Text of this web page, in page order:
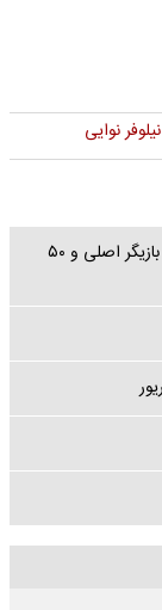
نیلوفر نوایی
آغاز نگارش سریال ۱۵ قسمتی «زنجیره»/ مذاکره با ۲۰ بازیگر اصلی و ۵۰